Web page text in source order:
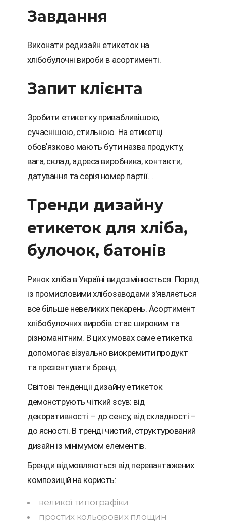
Завдання
Виконати редизайн етикеток на
хлібобулочні вироби в асортименті.
Запит клієнта
Зробити етикетку привабливішою,
сучаснішою, стильною. На етикетці
обовʼязково мають бути назва продукту,
вага, склад, адреса виробника, контакти,
датування та серія номер партії. .
Тренди дизайну
етикеток для хліба,
булочок, батонів
Ринок хліба в Україні видозмінюється. Поряд
із промисловими хлібозаводами з’являється
все більше невеликих пекарень. Асортимент
хлібобулочних виробів стає широким та
різноманітним. В цих умовах саме етикетка
допомогає візуально виокремити продукт
та презентувати бренд.
Світові тенденції дизайну етикеток
демонструють чіткий зсув: від
декоративності – до сенсу, від складності –
до ясності. В тренді чистий, структурований
дизайн із мінімумом елементів.
Бренди відмовляються від перевантажених
композицій на користь:
великої типографіки
простих кольорових площин